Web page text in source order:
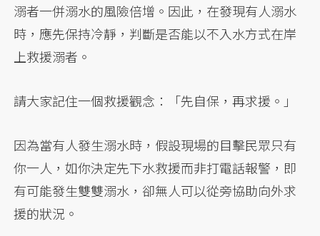
溺者一併溺水的風險倍增。因此，在發現有人溺水
時，應先保持冷靜，判斷是否能以不入水方式在岸
上救援溺者。
請大家記住一個救援觀念：「先自保，再求援。」
因為當有人發生溺水時，假設現場的目擊民眾只有
你一人，如你決定先下水救援而非打電話報警，即
有可能發生雙雙溺水，卻無人可以從旁協助向外求
援的狀況。